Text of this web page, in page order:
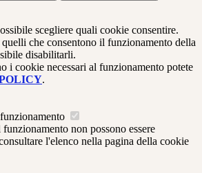
scegliere quali cookie consentire.
che consentono il funzionamento della
disabilitarli.
i cookie necessari al funzionamento potete
.
non possono essere
l'elenco nella pagina della cookie